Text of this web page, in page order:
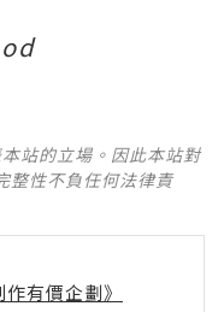
站的立場。因此本站對
整性不負任何法律責
有價企劃》